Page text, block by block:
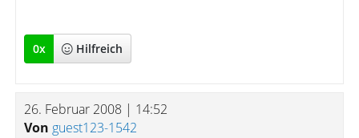
0x Hilfreich
26. Februar 2008 | 14:52
Von guest123-1542